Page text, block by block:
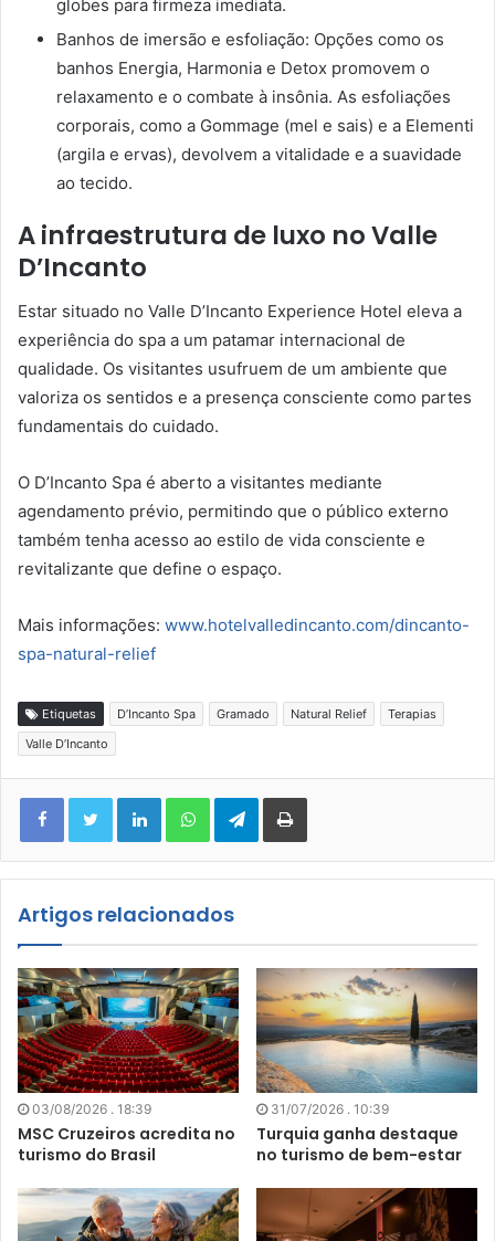
globes para firmeza imediata.
Banhos de imersão e esfoliação: Opções como os
banhos Energia, Harmonia e Detox promovem o
relaxamento e o combate à insônia. As esfoliações
corporais, como a Gommage (mel e sais) e a Elementi
(argila e ervas), devolvem a vitalidade e a suavidade
ao tecido.
A infraestrutura de luxo no Valle
D’Incanto
Estar situado no Valle D’Incanto Experience Hotel eleva a
experiência do spa a um patamar internacional de
qualidade. Os visitantes usufruem de um ambiente que
valoriza os sentidos e a presença consciente como partes
fundamentais do cuidado.
O D’Incanto Spa é aberto a visitantes mediante
agendamento prévio, permitindo que o público externo
também tenha acesso ao estilo de vida consciente e
revitalizante que define o espaço.
Mais informações: www.hotelvalledincanto.com/dincanto-
spa-natural-relief
Etiquetas D’Incanto Spa Gramado Natural Relief
Terapias
Valle D’Incanto
FacebookTwitterLinkedinWhatsAppTelegramImprimir
Artigos relacionados
03/08/2026 . 18:39
MSC Cruzeiros acredita no
turismo do Brasil
31/07/2026 . 10:39
Turquia ganha destaque
no turismo de bem-estar